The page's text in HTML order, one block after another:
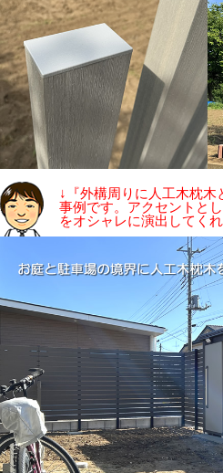
↓『外構周りに人工木枕木
事例です。アクセントと
をオシャレに演出してくれ